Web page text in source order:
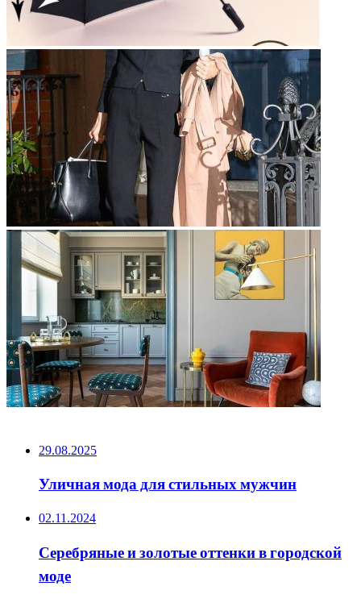
29.08.2025
Уличная мода для стильных мужчин
02.11.2024
Серебряные и золотые оттенки в городской
моде